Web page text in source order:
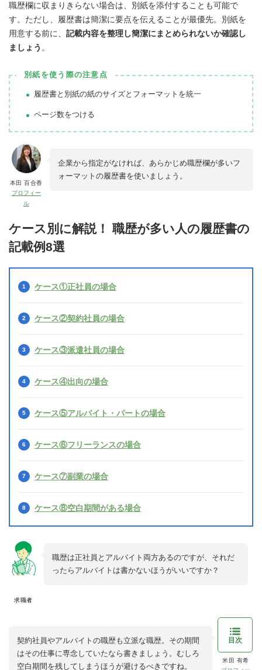
職歴欄に収まりきらない場合は、別紙を添付することも可能で
す。ただし、履歴書は簡潔に要点を伝えることが最優先。別紙を
用意する前に、 記載内容を整理し簡潔にまとめられないか確認し
ましょう 。
別紙を使う際の注意点
履歴書と別紙の紙のサイズとフォーマットを統一
ページ数をつける
本田 百合香
プロフィー
ル
企業から指定がなければ、あらかじめ職歴欄が多いフ
ォーマットの履歴書を使いましょう。
ケース別に解説！ 職歴が多い人の履歴書の
記載例8選
ケース①正社員の場合
ケース②契約社員の場合
ケース③派遣社員の場合
ケース④出向の場合
ケース⑤アルバイト・パートの場合
ケース⑥フリーランスの場合
ケース⑦副業の場合
ケース⑧空白期間がある場合
求職者
職歴は正社員とアルバイト両方あるのですが、それだ
ったらアルバイトは書かないほうがいいですか？
米田 有希
契約社員やアルバイトの職歴も立派な職歴。その期間
はその仕事に専念していたなら書きましょう。むしろ
空白期間を残してしまうほうが避けるべきですね。
目次